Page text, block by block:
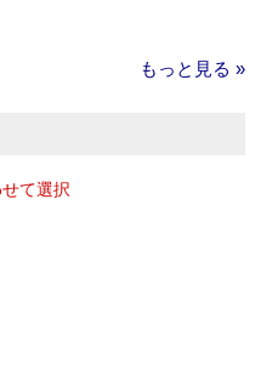
もっと見る »
て選択